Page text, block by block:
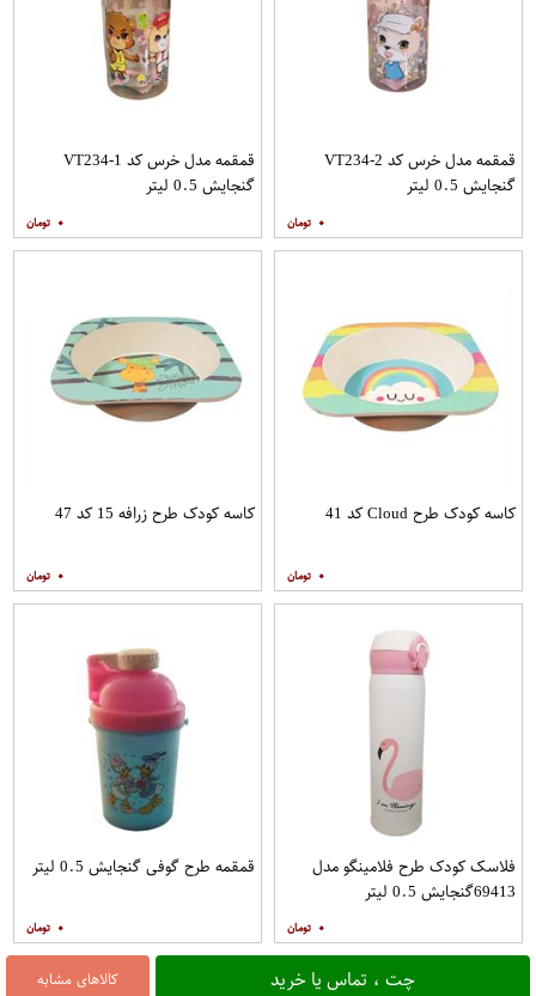
کالاهای مشابه چت ، تماس یا خرید
قمقمه مدل خرس کد VT234-2
گنجایش 0.5 لیتر
۰
قمقمه مدل خرس کد VT234-1
گنجایش 0.5 لیتر
۰
کاسه کودک طرح Cloud کد 41
۰
کاسه کودک طرح زرافه 15 کد 47
۰
فلاسک کودک طرح فلامینگو مدل
69413گنجایش 0.5 لیتر
۰
قمقمه طرح گوفی گنجایش 0.5 لیتر
۰